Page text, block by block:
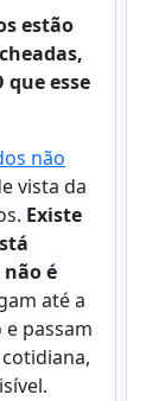
estão
esse
não
vista da
Existe
é
até a
passam